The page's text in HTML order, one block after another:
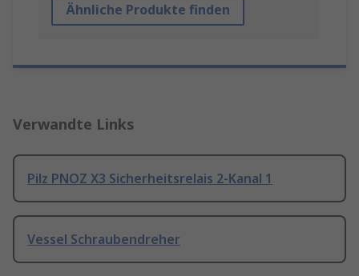
Ähnliche Produkte finden
Verwandte Links
Pilz PNOZ X3 Sicherheitsrelais 2-Kanal 1
Vessel Schraubendreher